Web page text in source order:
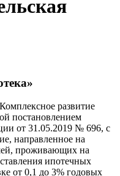
развитие
постановлением
от 31.05.2019 № 696, с
направленное на
проживающих на
ипотечных
от 0,1 до 3% годовых